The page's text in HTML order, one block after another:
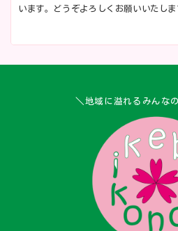
います。どうぞよろしくお願いいたしま
＼地域に溢れるみんな